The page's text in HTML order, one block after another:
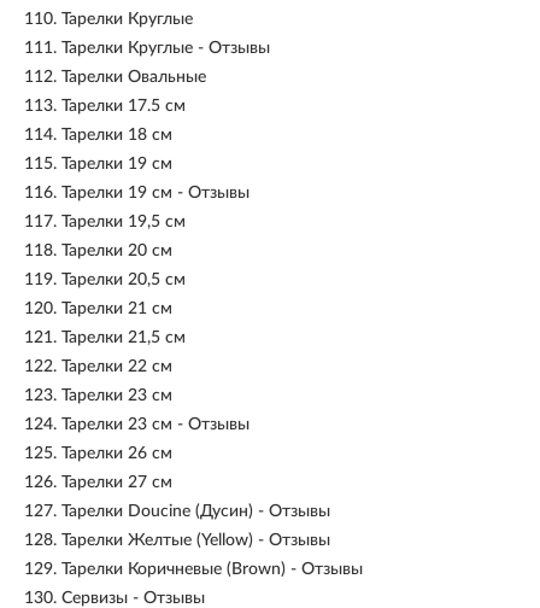
110. Тарелки Круглые
111. Тарелки Круглые - Отзывы
112. Тарелки Овальные
113. Тарелки 17.5 см
114. Тарелки 18 см
115. Тарелки 19 см
116. Тарелки 19 см - Отзывы
117. Тарелки 19,5 см
118. Тарелки 20 см
119. Тарелки 20,5 см
120. Тарелки 21 см
121. Тарелки 21,5 см
122. Тарелки 22 см
123. Тарелки 23 см
124. Тарелки 23 см - Отзывы
125. Тарелки 26 см
126. Тарелки 27 см
127. Тарелки Doucine (Дусин) - Отзывы
128. Тарелки Желтые (Yellow) - Отзывы
129. Тарелки Коричневые (Brown) - Отзывы
130. Сервизы - Отзывы